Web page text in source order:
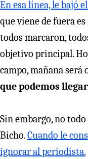
En esa línea, le bajó
que viene de fuera
todos marcaron,
objetivo principal.
campo, mañana será
que podemos
Sin embargo, no
Bicho.Cuando le
ignorar al periodista.